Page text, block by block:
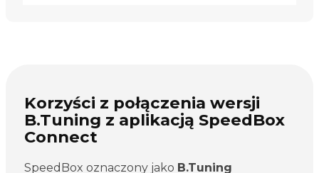
Korzyści z połączenia wersji
B.Tuning z aplikacją SpeedBox
Connect
SpeedBox oznaczony jako B.Tuning